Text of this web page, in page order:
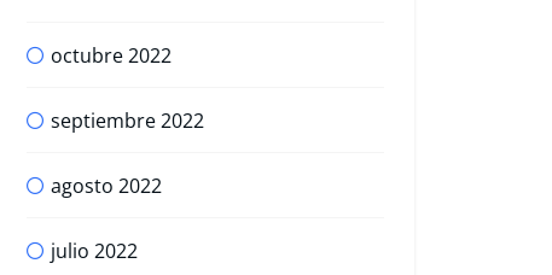
octubre 2022
septiembre 2022
agosto 2022
julio 2022